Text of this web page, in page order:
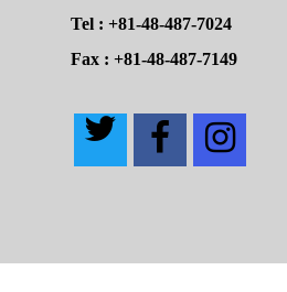
Tel : +81-48-487-7024
Fax : +81-48-487-7149